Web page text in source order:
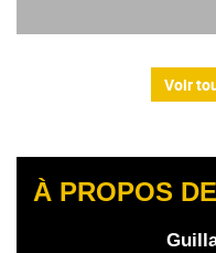
Voir
À PROPOS